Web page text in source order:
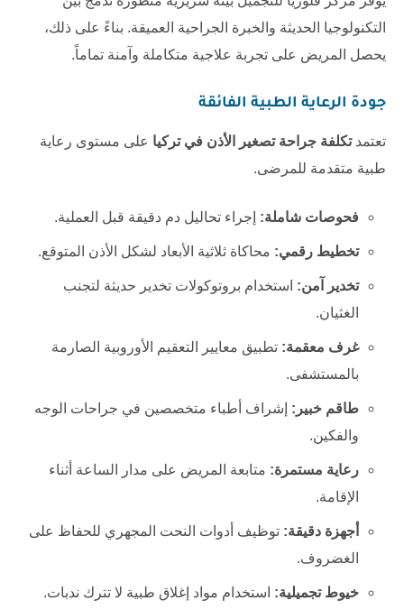
التكنولوجيا الحديثة والخبرة الجراحية العميقة. بناءً على ذلك،
يحصل المريض على تجربة علاجية متكاملة وآمنة تماماً.
جودة الرعاية الطبية الفائقة
تعتمدتكلفة جراحة تصغير الأذن في تركيا على مستوى رعاية
طبية متقدمة للمرضى.
فحوصات شاملة: إجراء تحاليل دم دقيقة قبل العملية.
تخطيط رقمي: محاكاة ثلاثية الأبعاد لشكل الأذن المتوقع.
تخدير آمن: استخدام بروتوكولات تخدير حديثة لتجنب
الغثيان.
غرف معقمة: تطبيق معايير التعقيم الأوروبية الصارمة
بالمستشفى.
طاقم خبير: إشراف أطباء متخصصين في جراحات الوجه
والفكين.
رعاية مستمرة: متابعة المريض على مدار الساعة أثناء
الإقامة.
أجهزة دقيقة: توظيف أدوات النحت المجهري للحفاظ على
الغضروف.
خيوط تجميلية: استخدام مواد إغلاق طبية لا تترك ندبات.